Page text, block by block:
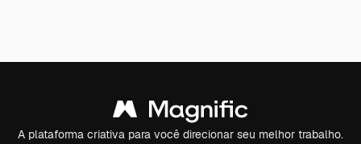
A plataforma criativa para você direcionar seu melhor trabalho.